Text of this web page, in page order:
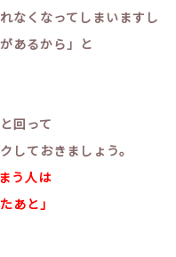
なくなってしまいますし
あるから」と
回って
しておきましょう。
う人は
あと」